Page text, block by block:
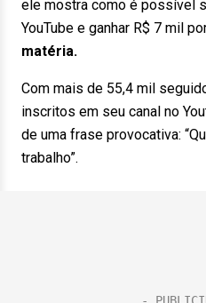
ele mostra como é possível
YouTube e ganhar R$ 7 mil
matéria.
Com mais de 55,4 mil
inscritos em seu canal no
de uma frase provocativa:
trabalho”.